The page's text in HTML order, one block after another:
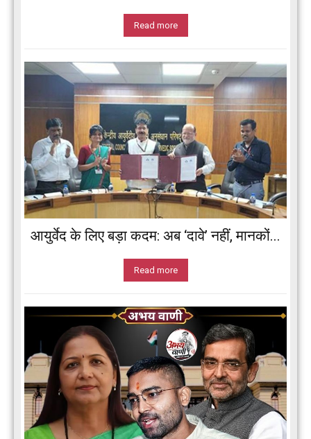
Read more
आयुर्वेद के लिए बड़ा कदम: अब ‘दावे’ नहीं, मानकों...
Read more